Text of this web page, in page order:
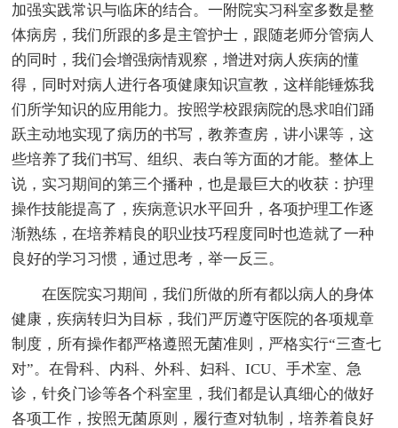
加强实践常识与临床的结合。一附院实习科室多数是整
体病房，我们所跟的多是主管护士，跟随老师分管病人
的同时，我们会增强病情观察，增进对病人疾病的懂
得，同时对病人进行各项健康知识宣教，这样能锤炼我
们所学知识的应用能力。按照学校跟病院的恳求咱们踊
跃主动地实现了病历的书写，教养查房，讲小课等，这
些培养了我们书写、组织、表白等方面的才能。整体上
说，实习期间的第三个播种，也是最巨大的收获：护理
操作技能提高了，疾病意识水平回升，各项护理工作逐
渐熟练，在培养精良的职业技巧程度同时也造就了一种
良好的学习习惯，通过思考，举一反三。
在医院实习期间，我们所做的所有都以病人的身体
健康，疾病转归为目标，我们严厉遵守医院的各项规章
制度，所有操作都严格遵照无菌准则，严格实行“三查七
对”。在骨科、内科、外科、妇科、ICU、手术室、急
诊，针灸门诊等各个科室里，我们都是认真细心的做好
各项工作，按照无菌原则，履行查对轨制，培养着良好